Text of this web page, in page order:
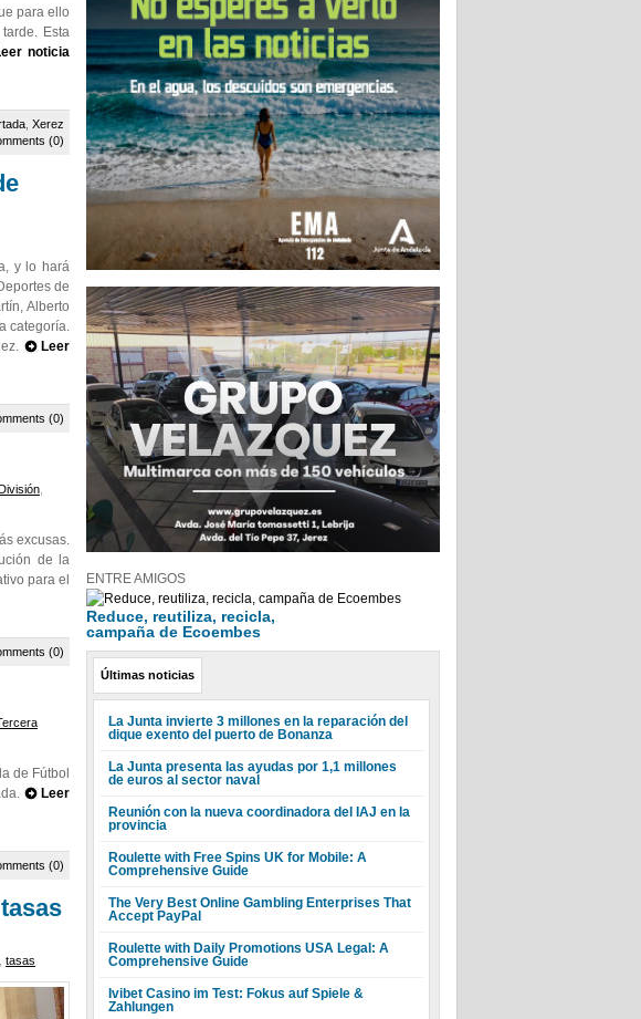
para ello
Esta
noticia
Xerez
(0)
y lo hará
de
Alberto
categoría.
Leer
(0)
excusas.
de la
para el
(0)
de Fútbol
Leer
(0)
tasas
ENTRE AMIGOS
Reduce, reutiliza, recicla,
campaña de Ecoembes
Últimas noticias
La Junta invierte 3 millones en la reparación del
dique exento del puerto de Bonanza
La Junta presenta las ayudas por 1,1 millones
de euros al sector naval
Reunión con la nueva coordinadora del IAJ en la
provincia
Roulette with Free Spins UK for Mobile: A
Comprehensive Guide
The Very Best Online Gambling Enterprises That
Accept PayPal
Roulette with Daily Promotions USA Legal: A
Comprehensive Guide
Ivibet Casino im Test: Fokus auf Spiele &
Zahlungen